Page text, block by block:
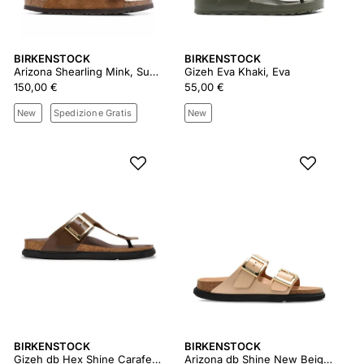
BIRKENSTOCK
Arizona Shearling Mink, Suede Leather
150,00 €
New Spedizione Gratis
BIRKENSTOCK
Gizeh Eva Khaki, Eva
55,00 €
New
BIRKENSTOCK
Gizeh db Hex Shine Carafe, Natural Leather
BIRKENSTOCK
Arizona db Shine New Beige, Natural Leather